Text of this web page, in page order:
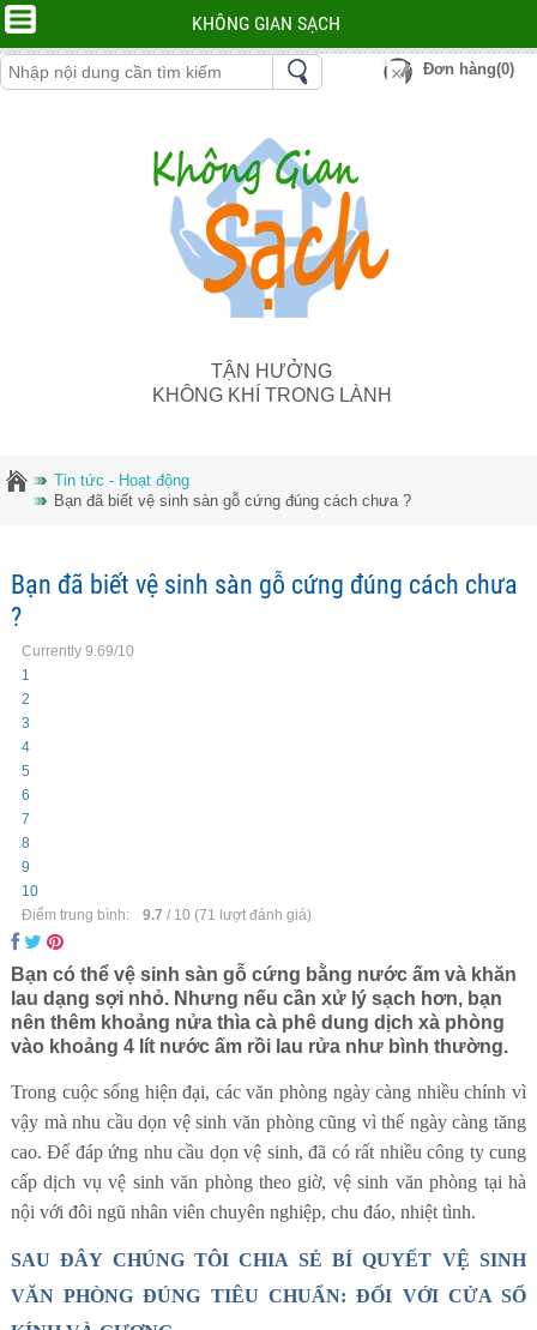
KHÔNG GIAN SẠCH
Đơn hàng(0)
TẬN HƯỞNG
KHÔNG KHÍ TRONG LÀNH
Tin tức - Hoạt động
Bạn đã biết vệ sinh sàn gỗ cứng đúng cách chưa ?
Bạn đã biết vệ sinh sàn gỗ cứng đúng cách chưa
?
Currently 9.69/10
1
2
3
4
5
6
7
8
9
10
Điểm trung bình:
9.7 / 10 (71 lượt đánh giá)
Bạn có thể vệ sinh sàn gỗ cứng bằng nước ấm và khăn
lau dạng sợi nhỏ. Nhưng nếu cần xử lý sạch hơn, bạn
nên thêm khoảng nửa thìa cà phê dung dịch xà phòng
vào khoảng 4 lít nước ấm rồi lau rửa như bình thường.
Trong cuộc sống hiện đại, các văn phòng ngày càng nhiều chính vì
vậy mà nhu cầu dọn vệ sinh văn phòng cũng vì thế ngày càng tăng
cao. Để đáp ứng nhu cầu dọn vệ sinh, đã có rất nhiều công ty cung
cấp dịch vụ vệ sinh văn phòng theo giờ, vệ sinh văn phòng tại hà
nội với đôi ngũ nhân viên chuyên nghiệp, chu đáo, nhiệt tình.
SAU ĐÂY CHÚNG TÔI CHIA SẺ BÍ QUYẾT VỆ SINH
VĂN PHÒNG ĐÚNG TIÊU CHUẨN: ĐỐI VỚI CỬA SỔ